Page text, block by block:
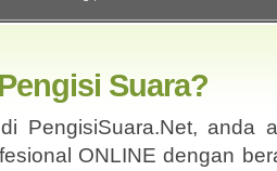
Suara?
PengisiSuara.Net, anda
ONLINE dengan